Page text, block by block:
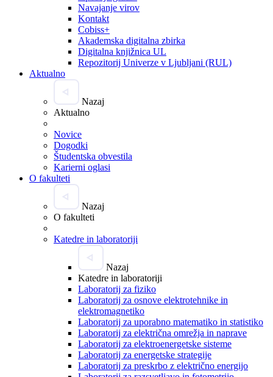
Navajanje virov
Kontakt
Cobiss+
Akademska digitalna zbirka
Digitalna knjižnica UL
Repozitorij Univerze v Ljubljani (RUL)
Aktualno
Nazaj
Aktualno
Novice
Dogodki
Študentska obvestila
Karierni oglasi
O fakulteti
Nazaj
O fakulteti
Katedre in laboratoriji
Nazaj
Katedre in laboratoriji
Laboratorij za fiziko
Laboratorij za osnove elektrotehnike in
elektromagnetiko
Laboratorij za uporabno matematiko in statistiko
Laboratorij za električna omrežja in naprave
Laboratorij za elektroenergetske sisteme
Laboratorij za energetske strategije
Laboratorij za preskrbo z električno energijo